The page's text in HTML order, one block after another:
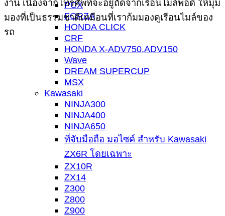
PCX
FORZA
HONDA CLICK
CRF
HONDA X-ADV750,ADV150
Wave
DREAM SUPERCUP
MSX
Kawasaki
NINJA300
NINJA400
NINJA650
ที่จับมือถือ มอไซค์ สำหรับ Kawasaki
ZX6R โดยเฉพาะ
ZX10R
ZX14
Z300
Z800
Z900
งาน เนื่องจากโทรศัพท์จะอยู่ถัดจากเรือนไมล์พอดี ให้มุม
มองที่เป็นธรรมชาติเหมือนที่เราก้มมองดูเรือนไมล์ของ
รถ